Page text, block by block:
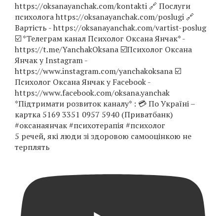
5 речей, які люди зі здоровою самооцінкою не
терплять